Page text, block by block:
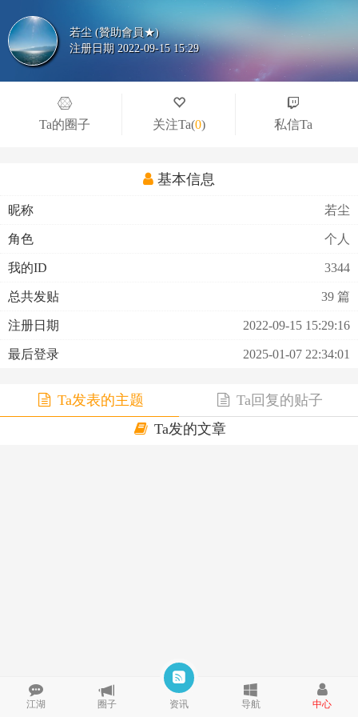
若尘 (贊助會員★)
注册日期 2022-09-15 15:29
Ta的圈子 关注Ta(0) 私信Ta
基本信息
昵称 若尘
角色 个人
我的ID 3344
总共发贴 39 篇
注册日期 2022-09-15 15:29:16
最后登录 2025-01-07 22:34:01
Ta发表的主题
Ta回复的贴子
Ta发的文章
江湖 圈子 资讯 导航 中心